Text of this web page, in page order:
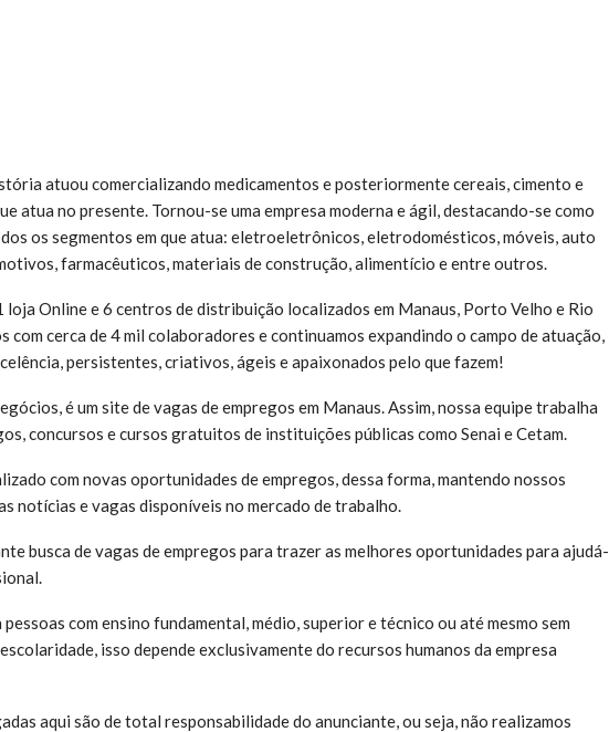
atuou comercializando medicamentos e posteriormente cereais, cimento e
atua no presente. Tornou-se uma empresa moderna e ágil, destacando-se como
os segmentos em que atua: eletroeletrônicos, eletrodomésticos, móveis, auto
farmacêuticos, materiais de construção, alimentício e entre outros.
loja Online e 6 centros de distribuição localizados em Manaus, Porto Velho e Rio
com cerca de 4 mil colaboradores e continuamos expandindo o campo de atuação,
persistentes, criativos, ágeis e apaixonados pelo que fazem!
é um site de vagas de empregos em Manaus. Assim, nossa equipe trabalha
concursos e cursos gratuitos de instituições públicas como Senai e Cetam.
com novas oportunidades de empregos, dessa forma, mantendo nossos
notícias e vagas disponíveis no mercado de trabalho.
busca de vagas de empregos para trazer as melhores oportunidades para ajudá-
com ensino fundamental, médio, superior e técnico ou até mesmo sem
isso depende exclusivamente do recursos humanos da empresa
aqui são de total responsabilidade do anunciante, ou seja, não realizamos